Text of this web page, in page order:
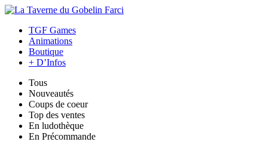
TGF Games
Animations
Boutique
+ D’Infos
Tous
Nouveautés
Coups de coeur
Top des ventes
En ludothèque
En Précommande